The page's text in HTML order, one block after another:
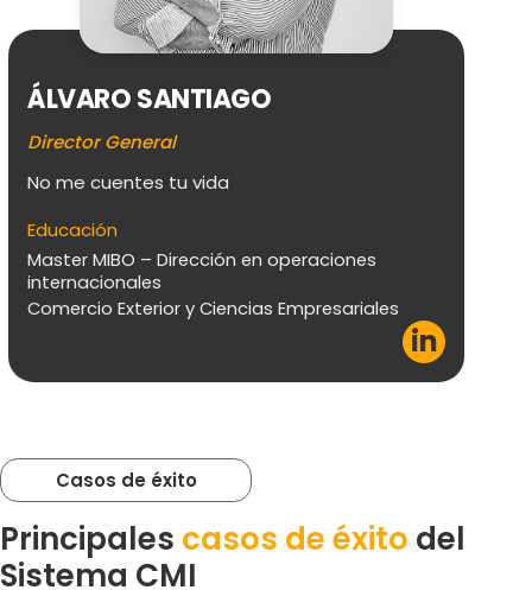
ÁLVARO SANTIAGO
Director General
No me cuentes tu vida
Educación
Master MIBO – Dirección en operaciones
internacionales
Comercio Exterior y Ciencias Empresariales
in
Casos de éxito
Principales casos de éxito del
Sistema CMI